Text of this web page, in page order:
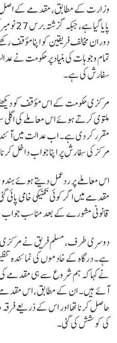
وزارت کے مطابق، مقدمے کے اصل
پایا
دوران مخالف فریقین کو اپنا مؤقف
تمام وجوہات کی بنیاد پر حکومت
سفارش کی ہے۔
مرکزی حکومت کے اس مؤقف کو
مقرر کر دی ہے۔ اب عدالت میں
مرکز کی سِفارش پر اپنا جواب داخل
اس معاملے پر ردعمل دیتے ہوئے ہندو
مقدمے میں اگر کوئی تکنیکی خامی پائی
قانونی مشورے کے بعد مناسب جواب
دوسری طرف، مسلم فریق نے مرکزی
ہے۔ درگاہ کے خادموں کی نمائندہ
نے کہا کہ ہم شروع سے ہی مقدمے کی
آئے ہیں۔ ان کے مطابق، اس مقدمے
حاصل کرنا تھا اور اس کے ذریعے فرقہ
کی کوشش کی گئی۔